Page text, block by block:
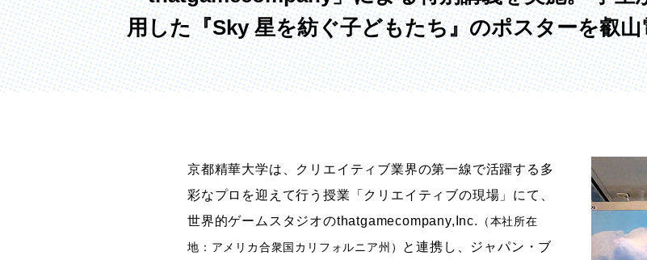
デザイン学部
プロダクトデザイン学科
マンガ学部
アニメーションコース
大学院
人文学研究科
用した『Sky 星を紡ぐ子どもたち』のポスターを叡
京都精華大学は、クリエイティブ業界の第一線で活躍する多
彩なプロを迎えて行う授業「クリエイティブの現場」にて、
世界的ゲームスタジオのthatgamecompany,Inc.
（本社所在
地：アメリカ合衆国カリフォルニア州） と連携し、ジャパン・ブ